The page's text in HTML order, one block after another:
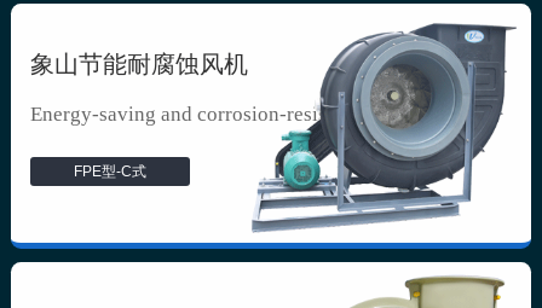
象山节能耐腐蚀风机
Energy-saving and corrosion-resista...
FPE型-C式